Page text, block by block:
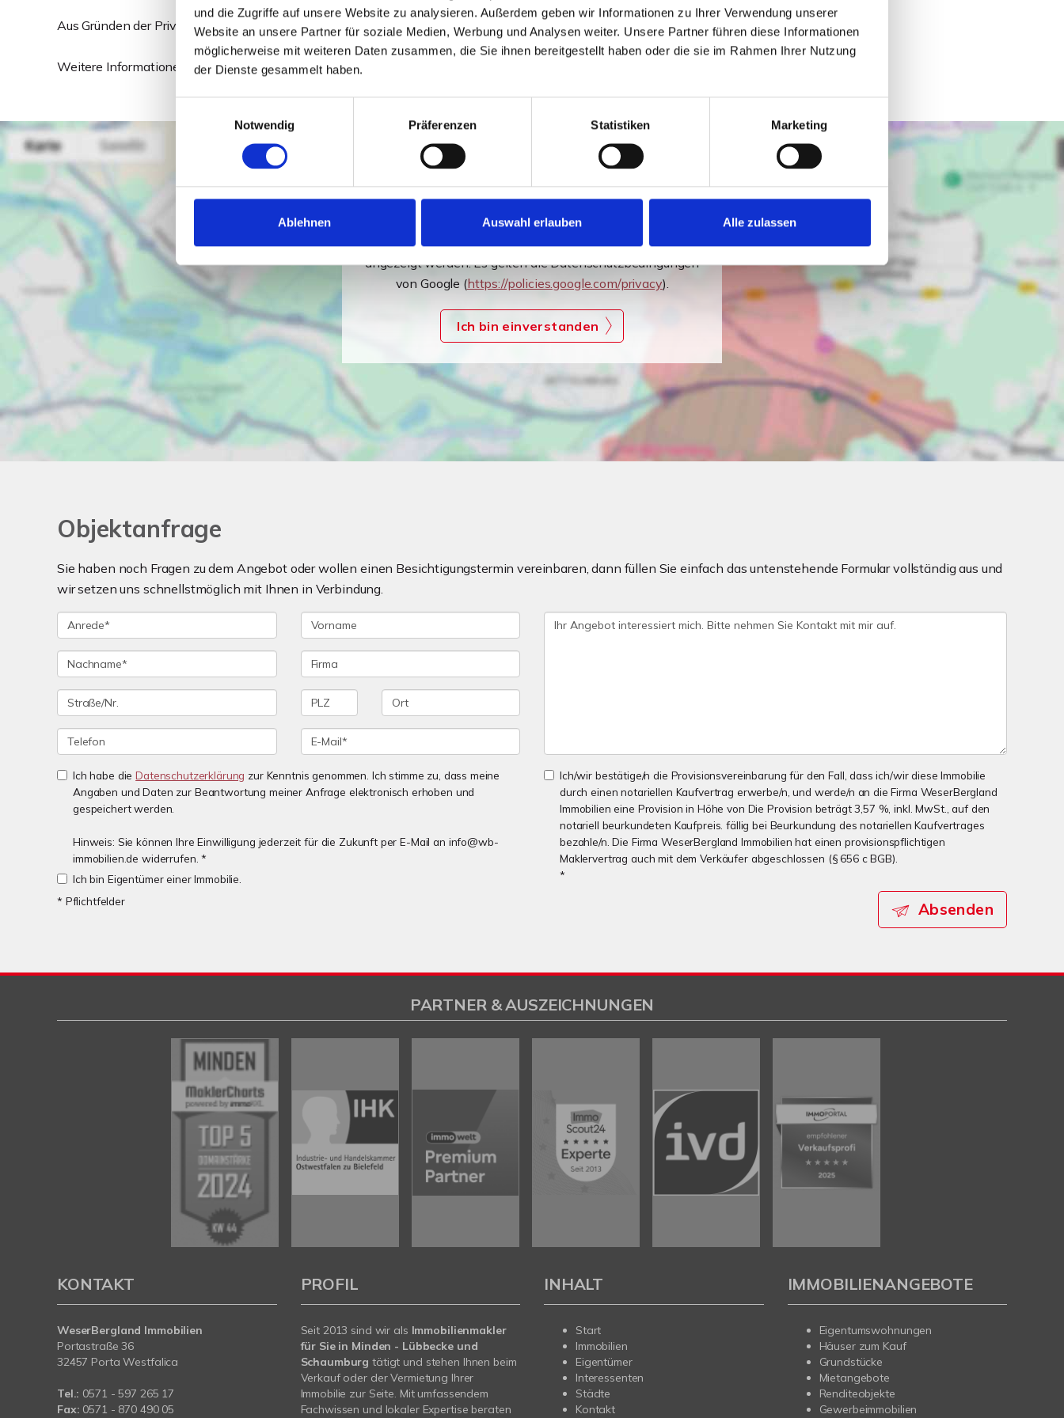
und die Zugriffe auf unsere Website zu analysieren. Außerdem geben wir Informationen zu Ihrer Verwendung unserer
Website an unsere Partner für soziale Medien, Werbung und Analysen weiter. Unsere Partner führen diese Informationen
möglicherweise mit weiteren Daten zusammen, die Sie ihnen bereitgestellt haben oder die sie im Rahmen Ihrer Nutzung
der Dienste gesammelt haben.
Notwendig
Präferenzen Statistiken Marketing
Ablehnen Auswahl erlauben Alle zulassen
Aus Gründen der Privatsphäre werden keine weiteren Innenbilder veröffentlicht!
Weitere Informationen finden Sie im ausführlichen Exposé!
Ich bin damit einverstanden, dass mir Karten von Google
angezeigt werden. Es gelten die Datenschutzbedingungen
von Google (https://policies.google.com/privacy).
Ich bin einverstanden
Objektanfrage
Sie haben noch Fragen zu dem Angebot oder wollen einen Besichtigungstermin vereinbaren, dann füllen Sie einfach das untenstehende Formular vollständig aus und
wir setzen uns schnellstmöglich mit Ihnen in Verbindung.
Ich habe dieDatenschutzerklärung zur Kenntnis genommen. Ich stimme zu, dass meine
Angaben und Daten zur Beantwortung meiner Anfrage elektronisch erhoben und
gespeichert werden.
Hinweis: Sie können Ihre Einwilligung jederzeit für die Zukunft per E-Mail an info@wb-
immobilien.de widerrufen. *
Ich bin Eigentümer einer Immobilie.
Ich/wir bestätige/n die Provisionsvereinbarung für den Fall, dass ich/wir diese Immobilie
durch einen notariellen Kaufvertrag erwerbe/n, und werde/n an die Firma WeserBergland
Immobilien eine Provision in Höhe von Die Provision beträgt 3,57 %, inkl. MwSt., auf den
notariell beurkundeten Kaufpreis. fällig bei Beurkundung des notariellen Kaufvertrages
bezahle/n. Die Firma WeserBergland Immobilien hat einen provisionspflichtigen
Maklervertrag auch mit dem Verkäufer abgeschlossen (§ 656 c BGB).
*
* Pflichtfelder
Absenden
PARTNER & AUSZEICHNUNGEN
KONTAKT
WeserBergland Immobilien
Portastraße 36
32457 Porta Westfalica
Tel.: 0571 - 597 265 17
Fax: 0571 - 870 490 05
PROFIL
Seit 2013 sind wir als Immobilienmakler
für Sie in Minden - Lübbecke und
Schaumburgtätigt und stehen Ihnen beim
Verkauf oder der Vermietung Ihrer
Immobilie zur Seite. Mit umfassendem
Fachwissen und lokaler Expertise beraten
INHALT
Start
Immobilien
Eigentümer
Interessenten
Städte
Kontakt
IMMOBILIENANGEBOTE
Eigentumswohnungen
Häuser zum Kauf
Grundstücke
Mietangebote
Renditeobjekte
Gewerbeimmobilien